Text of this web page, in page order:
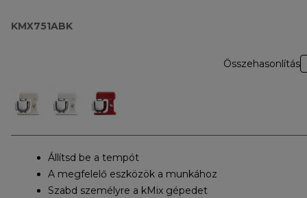
KMX751ABK
Összehasonlítás
Állítsd be a tempót
A megfelelő eszközök a munkához
Szabd személyre a kMix gépedet